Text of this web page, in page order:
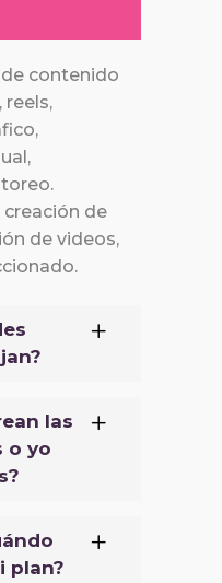
contenido
de
de videos,
las
o yo
plan?